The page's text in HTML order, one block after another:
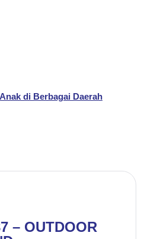
di Berbagai Daerah
– OUTDOOR